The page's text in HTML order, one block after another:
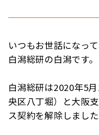
いつもお世話になって
白潟総研の白潟です。
白潟総研は2020年5
央区八丁堀）と大阪
ス契約を解除しました